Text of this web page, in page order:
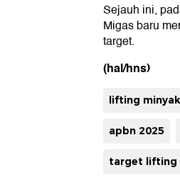
Sejauh ini,
Migas baru
target.
(hal/hns)
lifting minyak
apbn 2025
target lifting